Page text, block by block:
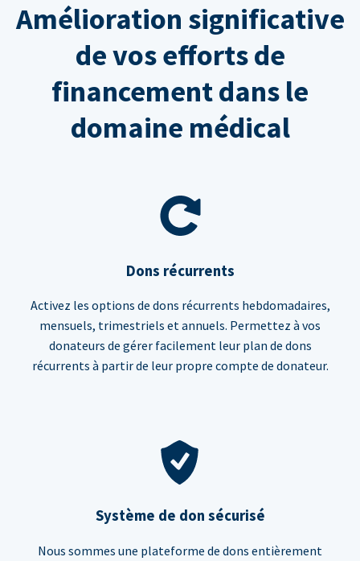
Amélioration significative
de vos efforts de
financement dans le
domaine médical
Dons récurrents
Activez les options de dons récurrents hebdomadaires,
mensuels, trimestriels et annuels. Permettez à vos
donateurs de gérer facilement leur plan de dons
récurrents à partir de leur propre compte de donateur.
Système de don sécurisé
Nous sommes une plateforme de dons entièrement